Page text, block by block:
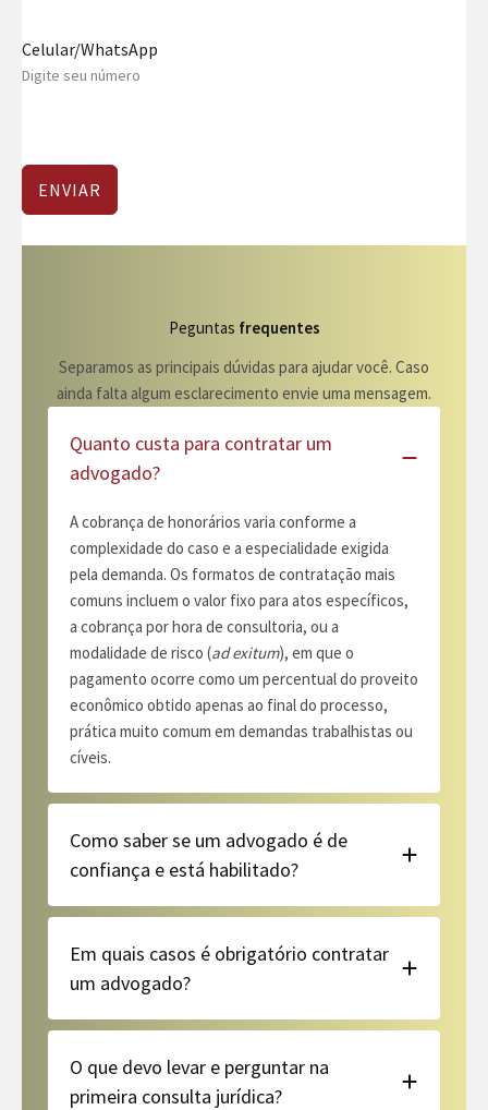
Celular/WhatsApp
Digite seu número
ENVIAR
Peguntas frequentes
Separamos as principais dúvidas para ajudar você. Caso
ainda falta algum esclarecimento envie uma mensagem.
Quanto custa para contratar um
advogado?
A cobrança de honorários varia conforme a
complexidade do caso e a especialidade exigida
pela demanda. Os formatos de contratação mais
comuns incluem o valor fixo para atos específicos,
a cobrança por hora de consultoria, ou a
modalidade de risco (ad exitum), em que o
pagamento ocorre como um percentual do proveito
econômico obtido apenas ao final do processo,
prática muito comum em demandas trabalhistas ou
cíveis.
Como saber se um advogado é de
confiança e está habilitado?
Em quais casos é obrigatório contratar
um advogado?
O que devo levar e perguntar na
primeira consulta jurídica?